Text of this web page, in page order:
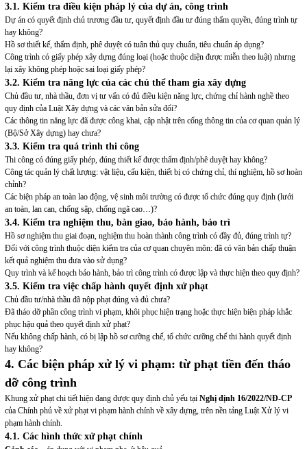
3.1. Kiểm tra điều kiện pháp lý của dự án, công trình
Dự án có quyết định chủ trương đầu tư, quyết định đầu tư đúng thẩm quyền, đúng trình tự
hay không?
Hồ sơ thiết kế, thẩm định, phê duyệt có tuân thủ quy chuẩn, tiêu chuẩn áp dụng?
Công trình có giấy phép xây dựng đúng loại (hoặc thuộc diện được miễn theo luật) nhưng
lại xây không phép hoặc sai loại giấy phép?
3.2. Kiểm tra năng lực của các chủ thể tham gia xây dựng
Chủ đầu tư, nhà thầu, đơn vị tư vấn có đủ điều kiện năng lực, chứng chỉ hành nghề theo
quy định của Luật Xây dựng và các văn bản sửa đổi?
Các thông tin năng lực đã được công khai, cập nhật trên cổng thông tin của cơ quan quản lý
(Bộ/Sở Xây dựng) hay chưa?
3.3. Kiểm tra quá trình thi công
Thi công có đúng giấy phép, đúng thiết kế được thẩm định/phê duyệt hay không?
Công tác quản lý chất lượng: vật liệu, cấu kiện, thiết bị có chứng chỉ, thí nghiệm, hồ sơ hoàn
chỉnh?
Các biện pháp an toàn lao động, vệ sinh môi trường có được tổ chức đúng quy định (lưới
an toàn, lan can, chống sập, chống ngã cao…)?
3.4. Kiểm tra nghiệm thu, bàn giao, bảo hành, bảo trì
Hồ sơ nghiệm thu giai đoạn, nghiệm thu hoàn thành công trình có đầy đủ, đúng trình tự?
Đối với công trình thuộc diện kiểm tra của cơ quan chuyên môn: đã có văn bản chấp thuận
kết quả nghiệm thu đưa vào sử dụng?
Quy trình và kế hoạch bảo hành, bảo trì công trình có được lập và thực hiện theo quy định?
3.5. Kiểm tra việc chấp hành quyết định xử phạt
Chủ đầu tư/nhà thầu đã nộp phạt đúng và đủ chưa?
Đã tháo dỡ phần công trình vi phạm, khôi phục hiện trạng hoặc thực hiện biện pháp khắc
phục hậu quả theo quyết định xử phạt?
Nếu không chấp hành, có bị lập hồ sơ cưỡng chế, tổ chức cưỡng chế thi hành quyết định
hay không?
4. Các biện pháp xử lý vi phạm: từ phạt tiền đến tháo
dỡ công trình
Khung xử phạt chi tiết hiện đang được quy định chủ yếu tại Nghị định 16/2022/NĐ-CP
của Chính phủ về xử phạt vi phạm hành chính về xây dựng, trên nền tảng Luật Xử lý vi
phạm hành chính.
4.1. Các hình thức xử phạt chính